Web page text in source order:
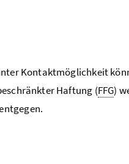
Kontaktmöglichkeit
Haftung (FFG)